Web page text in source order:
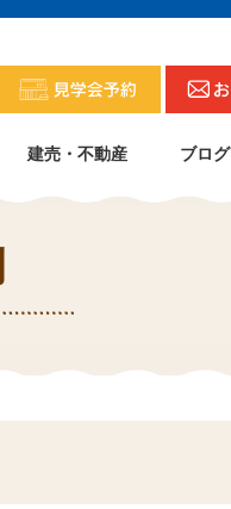
建売・不動産 ブログ